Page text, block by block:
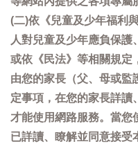
(二)依《兒童及少年福利
人對兒童及少年應負保護
或依《民法》等相關規定
由您的家長（父、母或監
定事項，在您的家長詳讀
才能使用網路服務。當您
已詳讀、瞭解並同意接受